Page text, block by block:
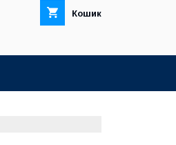
Кошик